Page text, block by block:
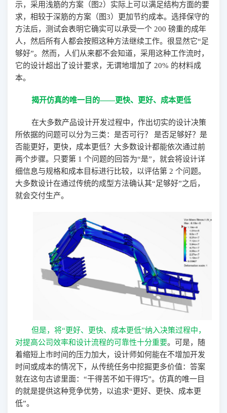
示，采用浅筋的方案（图2）实际上可以满足结构方面的要
求，相较于深筋的方案（图3）更加节约成本。选择保守的
方法后，测试会表明它确实可以承受一个 200 磅重的成年
人，然后所有人都会按照这种方法继续工作。 很显然它“足
够好”。然而，人们从来都不会知道，采用这种工作流时，
它的设计超出了设计要求，无谓地增加了 20% 的材料成
本。
揭开仿真的唯一目的——更快、更好、成本更低
在大多数产品设计开发过程中，作出切实的设计决策
所依据的问题可以分为三类：是否可行？
是否足够好？是
否能更好，更快，成本更低？ 大多数设计都能依次通过前
两个步骤。只要第 1 个问题的回答为“是”，就会将设计详
细信息与规格和成本目标进行比较，以评估第 2 个问题。
大多数设计在通过传统的成型方法确认其“足够好”之后，
就会交付生产。
但是，将“更好、更快、成本更低”纳入决策过程中，
对提高公司效率和设计流程的可靠性十分重要。可是，随
着缩短上市时间的压力加大，设计师如何能在不增加开发
时间或成本的情况下，从传统任务中挖掘更多价值：答案
就在这句古谚里面： “干得苦不如干得巧”。仿真的唯一目
的就是提供这种竞争优势，以追求“更好、更快、成本更
低”。